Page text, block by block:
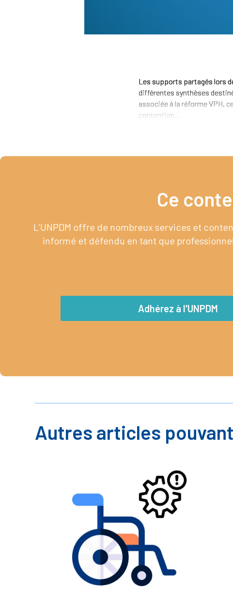
Les supports partagés lors
différentes synthèses
associée à la réforme VPH,
contention...
Ce
L’UNPDM offre de nombreux services et
informé et défendu en tant que
Adhérez à l'UNPDM
Autres articles